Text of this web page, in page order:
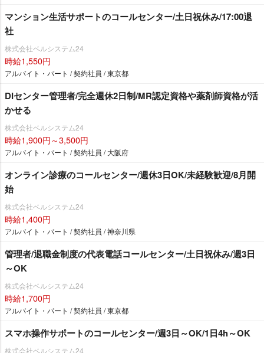
マンション生活サポートのコールセンター/土日祝休み/17:00退
社
株式会社ベルシステム24
時給1,550円
アルバイト・パート / 契約社員 / 東京都
DIセンター管理者/完全週休2日制/MR認定資格や薬剤師資格が活
かせる
株式会社ベルシステム24
時給1,900円～3,500円
アルバイト・パート / 契約社員 / 大阪府
オンライン診療のコールセンター/週休3日OK/未経験歓迎/8月開
始
株式会社ベルシステム24
時給1,400円
アルバイト・パート / 契約社員 / 神奈川県
管理者/退職金制度の代表電話コールセンター/土日祝休み/週3日
～OK
株式会社ベルシステム24
時給1,700円
アルバイト・パート / 契約社員 / 東京都
スマホ操作サポートのコールセンター/週3日～OK/1日4h～OK
株式会社ベルシステム24